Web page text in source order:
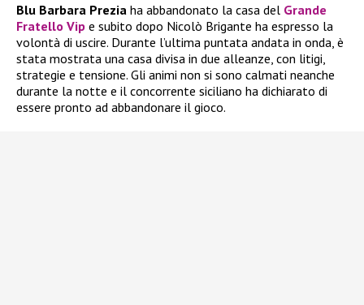
Blu Barbara Prezia ha abbandonato la casa del Grande
Fratello Vip e subito dopo Nicolò Brigante ha espresso la
volontà di uscire. Durante l’ultima puntata andata in onda, è
stata mostrata una casa divisa in due alleanze, con litigi,
strategie e tensione. Gli animi non si sono calmati neanche
durante la notte e il concorrente siciliano ha dichiarato di
essere pronto ad abbandonare il gioco.